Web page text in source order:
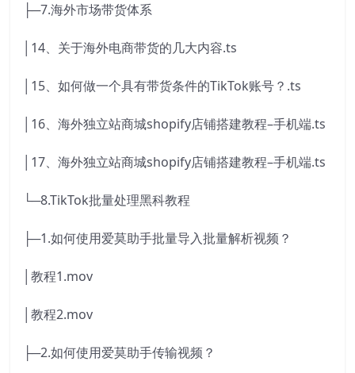
├─7.海外市场带货体系
│14、关于海外电商带货的几大内容.ts
│15、如何做一个具有带货条件的TikTok账号？.ts
│16、海外独立站商城shopify店铺搭建教程–手机端.ts
│17、海外独立站商城shopify店铺搭建教程–手机端.ts
└─8.TikTok批量处理黑科教程
├─1.如何使用爱莫助手批量导入批量解析视频？
│教程1.mov
│教程2.mov
├─2.如何使用爱莫助手传输视频？